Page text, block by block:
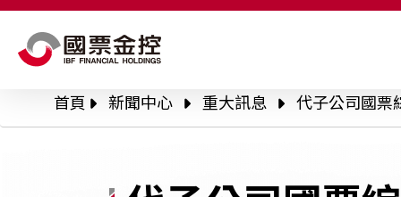
股東會 公
續專區
首頁 新聞中心 重大訊息 代子公司國票